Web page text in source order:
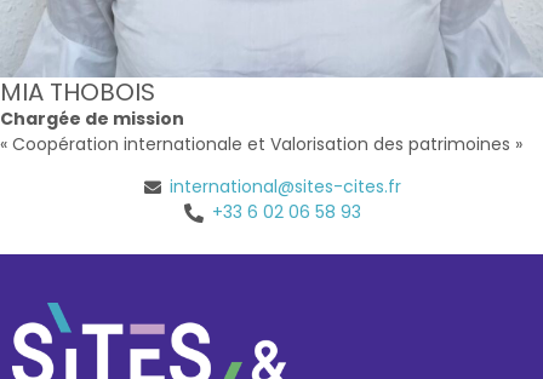
MIA THOBOIS
Chargée de mission
« Coopération internationale et Valorisation des patrimoines »
international@sites-cites.fr
+33 6 02 06 58 93